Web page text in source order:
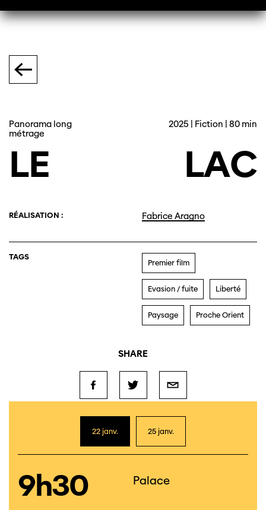
Panorama long
métrage
2025 | Fiction | 80 min
LE LAC
RÉALISATION : Fabrice Aragno
TAGS
Premier film
Evasion / fuite Liberté
Paysage Proche Orient
SHARE
22 janv. 25 janv.
9h30 Palace